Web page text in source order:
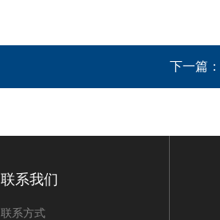
下一篇：
联系我们
联系方式